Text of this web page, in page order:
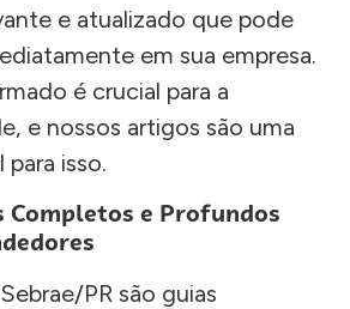
e atualizado que pode
em sua empresa.
é crucial para a
e nossos artigos são uma
isso.
Completos e Profundos
PR são guias